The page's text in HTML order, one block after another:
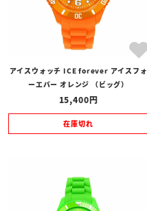
アイスウォッチ ICE forever アイスフォ
ーエバー オレンジ （ビッグ）
15,400
在庫切れ